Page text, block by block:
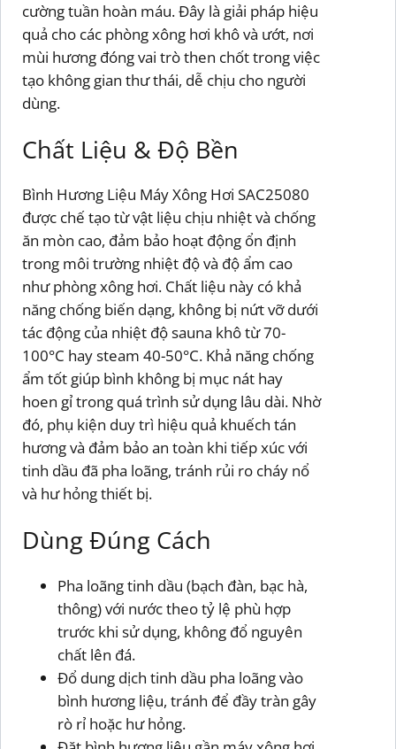
cường tuần hoàn máu. Đây là giải pháp hiệu
quả cho các phòng xông hơi khô và ướt, nơi
mùi hương đóng vai trò then chốt trong việc
tạo không gian thư thái, dễ chịu cho người
dùng.
Chất Liệu & Độ Bền
Bình Hương Liệu Máy Xông Hơi SAC25080
được chế tạo từ vật liệu chịu nhiệt và chống
ăn mòn cao, đảm bảo hoạt động ổn định
trong môi trường nhiệt độ và độ ẩm cao
như phòng xông hơi. Chất liệu này có khả
năng chống biến dạng, không bị nứt vỡ dưới
tác động của nhiệt độ sauna khô từ 70-
100°C hay steam 40-50°C. Khả năng chống
ẩm tốt giúp bình không bị mục nát hay
hoen gỉ trong quá trình sử dụng lâu dài. Nhờ
đó, phụ kiện duy trì hiệu quả khuếch tán
hương và đảm bảo an toàn khi tiếp xúc với
tinh dầu đã pha loãng, tránh rủi ro cháy nổ
và hư hỏng thiết bị.
Dùng Đúng Cách
Pha loãng tinh dầu (bạch đàn, bạc hà,
thông) với nước theo tỷ lệ phù hợp
trước khi sử dụng, không đổ nguyên
chất lên đá.
Đổ dung dịch tinh dầu pha loãng vào
bình hương liệu, tránh để đầy tràn gây
rò rỉ hoặc hư hỏng.